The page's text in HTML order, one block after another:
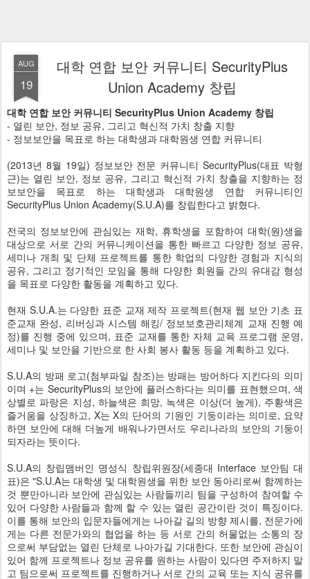
AUG
19
대학 연합 보안 커뮤니티 SecurityPlus
Union Academy 창립
대학 연합 보안 커뮤니티 SecurityPlus Union Academy 창립
- 열린 보안, 정보 공유, 그리고 혁신적 가치 창출 지향
- 정보보안을 목표로 하는 대학생과 대학원생 연합 커뮤니티
(2013년 8월 19일) 정보보안 전문 커뮤니티 SecurityPlus(대표 박형
근)는 열린 보안, 정보 공유, 그리고 혁신적 가치 창출을 지향하는 정
보보안을 목표로 하는 대학생과 대학원생 연합 커뮤니티인
SecurityPlus Union Academy(S.U.A)를 창립한다고 밝혔다.
전국의 정보보안에 관심있는 재학, 휴학생을 포함하여 대학(원)생을
대상으로 서로 간의 커뮤니케이션을 통한 빠르고 다양한 정보 공유,
세미나 개최 및 단체 프로젝트를 통한 학업의 다양한 경험과 지식의
공유, 그리고 정기적인 모임을 통해 다양한 회원들 간의 유대감 형성
을 목표로 다양한 활동을 계획하고 있다.
현재 S.U.A.는 다양한 표준 교재 제작 프로젝트(현재 웹 보안 기초 표
준교재 완성, 리버싱과 시스템 해킹/ 정보보호관리체계 교재 진행 예
정)를 진행 중에 있으며, 표준 교재를 통한 자체 교육 프로그램 운영,
세미나 및 보안을 기반으로 한 사회 봉사 활동 등을 계획하고 있다.
S.U.A의 방패 로고(첨부파일 참조)는 방패는 방어하다 지킨다의 의미
이며 +는 SecurityPlus의 보안에 플러스하다는 의미를 표현했으며, 색
상별로 파랑은 지성, 하늘색은 희망, 녹색은 이상(더 높게), 주황색은
즐거움을 상징하고, X는 X의 단어의 기원인 기둥이라는 의미로, 요약
하면 보안에 대해 더높게 배워나가면서도 우리나라의 보안의 기둥이
되자라는 뜻이다.
S.U.A의 창립맴버인 명성식 창립위원장(세종대 Interface 보안팀 대
표)은 "S.U.A는 대학생 및 대학원생을 위한 보안 동아리로써 함께하는
것 뿐만아니라 보안에 관심있는 사람들끼리 팀을 구성하여 참여할 수
있어 다양한 사람들과 함께 할 수 있는 열린 공간이란 것이 특징이다.
이를 통해 보안의 입문자들에게는 나아갈 길의 방향 제시를, 전문가에
게는 다른 전문가와의 협업을 하는 등 서로 간의 허물없는 소통의 장
으로써 부담없는 열린 단체로 나아가길 기대한다. 또한 보안에 관심이
있어 함께 프로젝트나 정보 공유를 원하는 사람이 있다면 주저하지 말
고 팀으로써 프로젝트를 진행하거나 서로 간의 교육 또는 지식 공유를